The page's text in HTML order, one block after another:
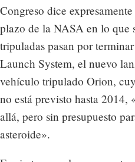
Congreso dice
plazo de la NASA en lo que
tripuladas pasan por
Launch System, el nuevo
vehículo tripulado Orion,
no está previsto hasta 2014,
allá, pero sin presupuesto
asteroide».